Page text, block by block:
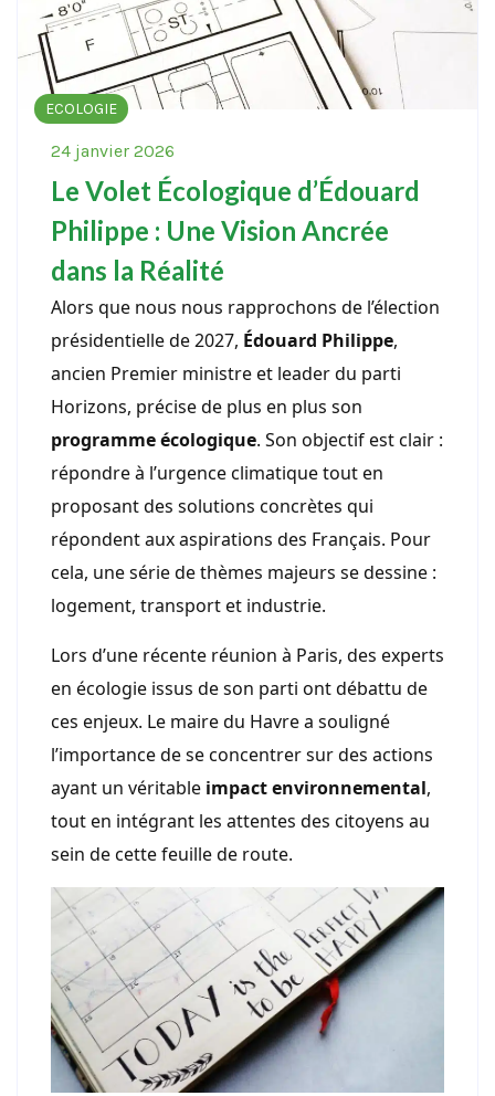
ECOLOGIE
24 janvier 2026
Le Volet Écologique d’Édouard
Philippe : Une Vision Ancrée
dans la Réalité
Alors que nous nous rapprochons de l’élection
présidentielle de 2027, Édouard Philippe,
ancien Premier ministre et leader du parti
Horizons, précise de plus en plus son
programme écologique. Son objectif est clair :
répondre à l’urgence climatique tout en
proposant des solutions concrètes qui
répondent aux aspirations des Français. Pour
cela, une série de thèmes majeurs se dessine :
logement, transport et industrie.
Lors d’une récente réunion à Paris, des experts
en écologie issus de son parti ont débattu de
ces enjeux. Le maire du Havre a souligné
l’importance de se concentrer sur des actions
ayant un véritable impact environnemental,
tout en intégrant les attentes des citoyens au
sein de cette feuille de route.